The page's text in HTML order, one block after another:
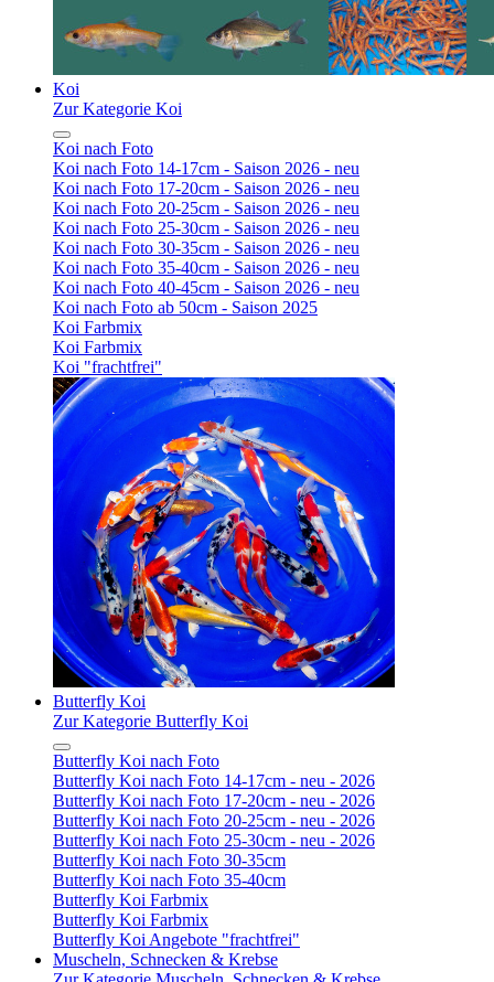
Koi
Zur Kategorie Koi
Koi nach Foto
Koi nach Foto 14-17cm - Saison 2026 - neu
Koi nach Foto 17-20cm - Saison 2026 - neu
Koi nach Foto 20-25cm - Saison 2026 - neu
Koi nach Foto 25-30cm - Saison 2026 - neu
Koi nach Foto 30-35cm - Saison 2026 - neu
Koi nach Foto 35-40cm - Saison 2026 - neu
Koi nach Foto 40-45cm - Saison 2026 - neu
Koi nach Foto ab 50cm - Saison 2025
Koi Farbmix
Koi Farbmix
Koi "frachtfrei"
Butterfly Koi
Zur Kategorie Butterfly Koi
Butterfly Koi nach Foto
Butterfly Koi nach Foto 14-17cm - neu - 2026
Butterfly Koi nach Foto 17-20cm - neu - 2026
Butterfly Koi nach Foto 20-25cm - neu - 2026
Butterfly Koi nach Foto 25-30cm - neu - 2026
Butterfly Koi nach Foto 30-35cm
Butterfly Koi nach Foto 35-40cm
Butterfly Koi Farbmix
Butterfly Koi Farbmix
Butterfly Koi Angebote "frachtfrei"
Muscheln, Schnecken & Krebse